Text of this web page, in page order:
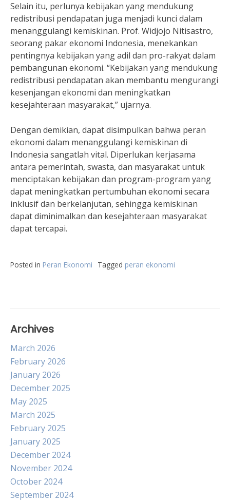
Selain itu, perlunya kebijakan yang mendukung
redistribusi pendapatan juga menjadi kunci dalam
menanggulangi kemiskinan. Prof. Widjojo Nitisastro,
seorang pakar ekonomi Indonesia, menekankan
pentingnya kebijakan yang adil dan pro-rakyat dalam
pembangunan ekonomi. “Kebijakan yang mendukung
redistribusi pendapatan akan membantu mengurangi
kesenjangan ekonomi dan meningkatkan
kesejahteraan masyarakat,” ujarnya.
Dengan demikian, dapat disimpulkan bahwa peran
ekonomi dalam menanggulangi kemiskinan di
Indonesia sangatlah vital. Diperlukan kerjasama
antara pemerintah, swasta, dan masyarakat untuk
menciptakan kebijakan dan program-program yang
dapat meningkatkan pertumbuhan ekonomi secara
inklusif dan berkelanjutan, sehingga kemiskinan
dapat diminimalkan dan kesejahteraan masyarakat
dapat tercapai.
Posted in Peran Ekonomi Tagged peran ekonomi
Archives
March 2026
February 2026
January 2026
December 2025
May 2025
March 2025
February 2025
January 2025
December 2024
November 2024
October 2024
September 2024